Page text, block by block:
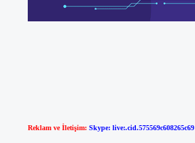
Reklam ve İletişim: Skype: live:.cid.575569c608265c69